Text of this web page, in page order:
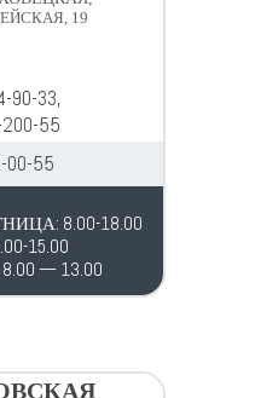
19
90-33,
55
00-55
8.00-18.00
15.00
— 13.00